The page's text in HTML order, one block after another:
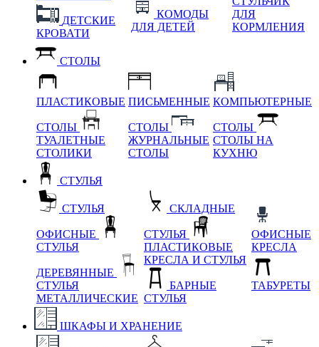
ДЕТСКИЕ
КРОВАТИ
КОМОДЫ
ДЛЯ ДЕТЕЙ
ДЛЯ
КОРМЛЕНИЯ
СТОЛЫ
ПЛАСТИКОВЫЕ
СТОЛЫ
ТУАЛЕТНЫЕ
СТОЛИКИ
ПИСЬМЕННЫЕ
СТОЛЫ
ЖУРНАЛЬНЫЕ
СТОЛЫ
КОМПЬЮТЕРНЫЕ
СТОЛЫ
СТОЛЫ НА
КУХНЮ
СТУЛЬЯ
СТУЛЬЯ
ОФИСНЫЕ
СТУЛЬЯ
ДЕРЕВЯННЫЕ
СТУЛЬЯ
МЕТАЛЛИЧЕСКИЕ
СКЛАДНЫЕ
СТУЛЬЯ
ПЛАСТИКОВЫЕ
КРЕСЛА И СТУЛЬЯ
БАРНЫЕ
СТУЛЬЯ
ОФИСНЫЕ
КРЕСЛА
ТАБУРЕТЫ
ШКАФЫ И ХРАНЕНИЕ